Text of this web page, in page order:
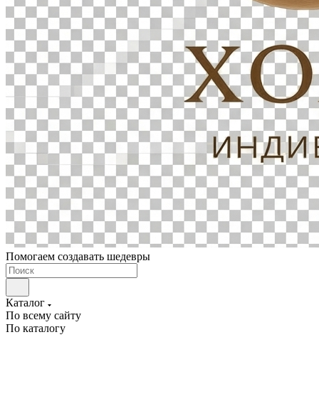
Помогаем создавать шедевры
Каталог
По всему сайту
По каталогу